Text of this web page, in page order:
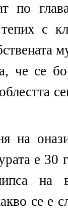
по
с
че се
на
е 30
на
се е